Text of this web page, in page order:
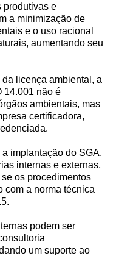
produtivas e
a minimização de
e o uso racional
aumentando seu
da licença ambiental, a
14.001 não é
ambientais, mas
certificadora,
implantação do SGA,
internas e externas,
os procedimentos
com a norma técnica
podem ser
um suporte ao